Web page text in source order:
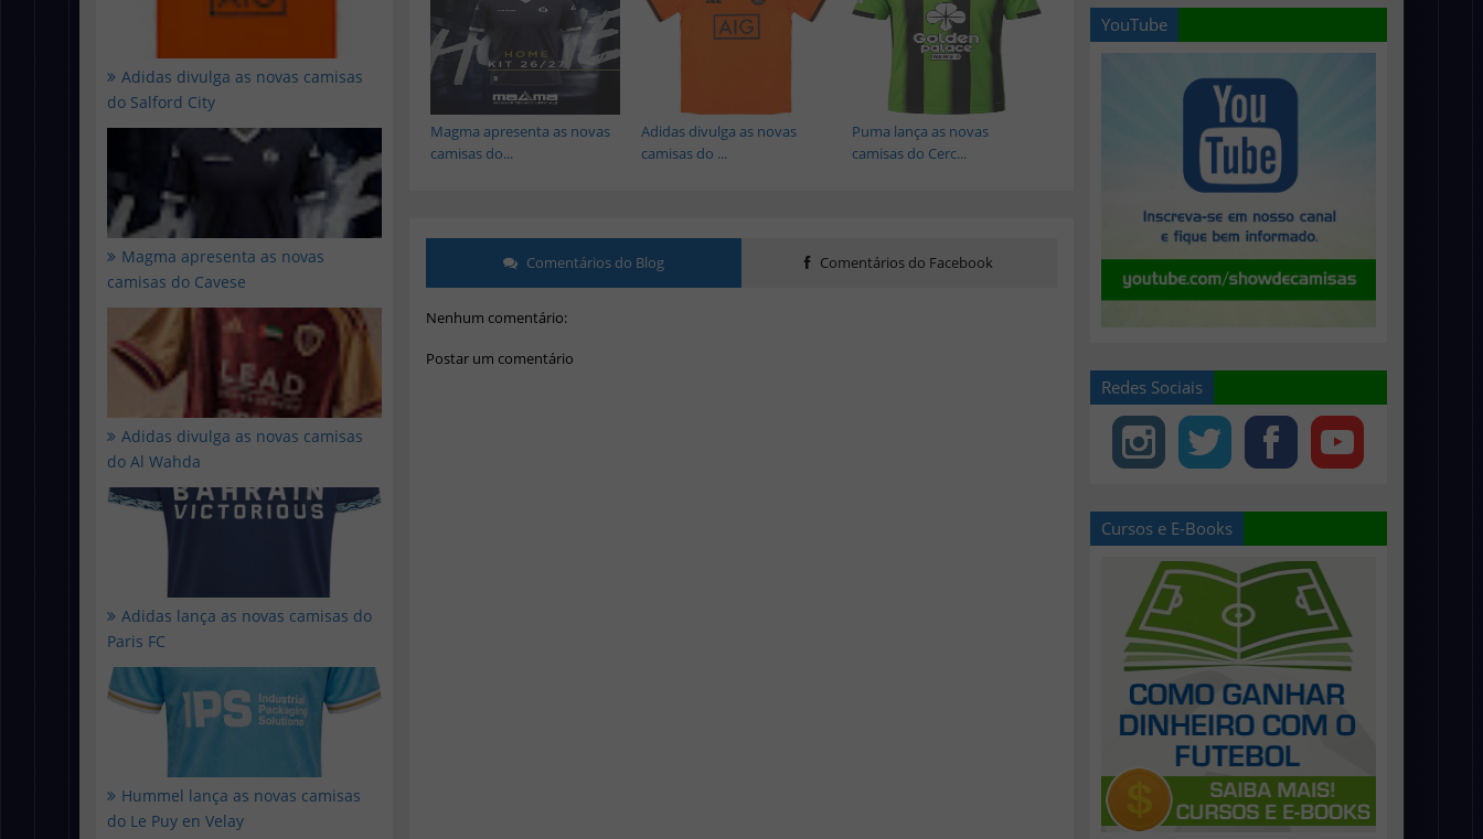
Adidas divulga as novas camisas
do Salford City
Magma apresenta as novas
camisas do Cavese
Adidas divulga as novas camisas
do Al Wahda
Adidas lança as novas camisas do
Paris FC
Hummel lança as novas camisas
do Le Puy en Velay
Puma lança as novas
camisas do Cerc...
Adidas divulga as novas
camisas do ...
Magma apresenta as novas
camisas do...
Comentários do Blog Comentários do Facebook
Nenhum comentário:
Postar um comentário
YouTube
Redes Sociais
Cursos e E-Books